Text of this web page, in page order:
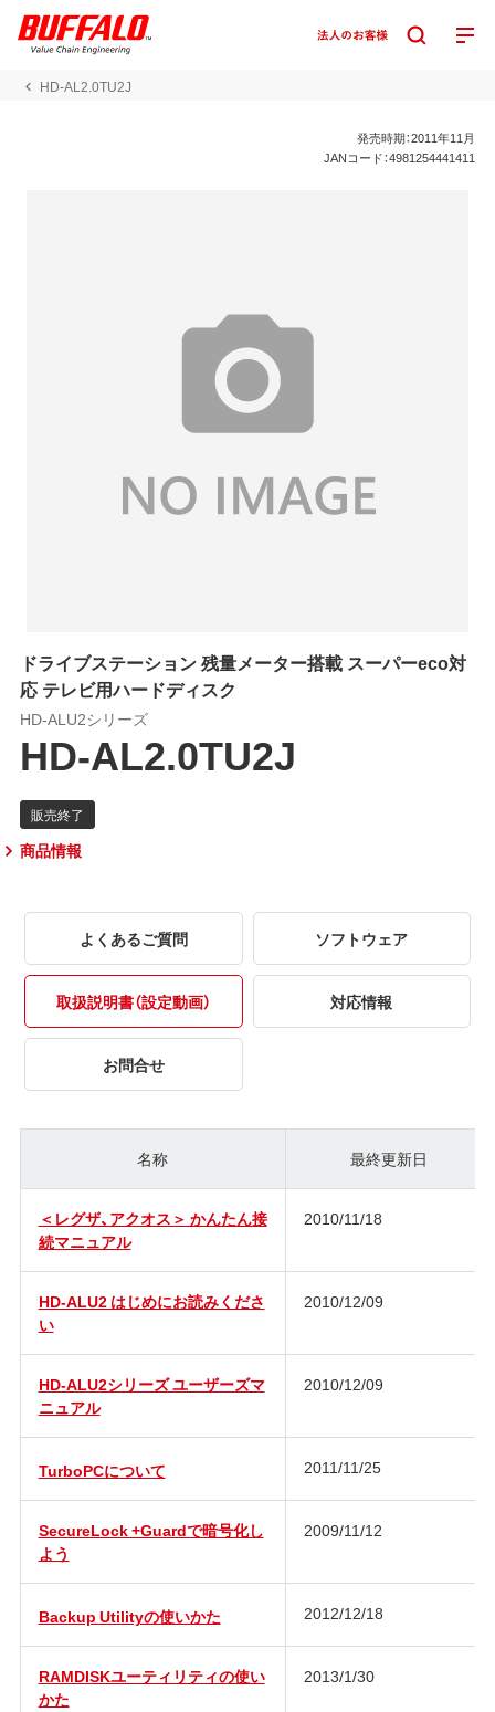
HD-AL2.0TU2J
発売時期：2011年11月
JANコード：4981254441411
ドライブステーション 残量メーター搭載 スーパーeco対
応 テレビ用ハードディスク
HD-ALU2シリーズ
HD-AL2.0TU2J
商品情報
よくあるご質問 ソフトウェア
取扱説明書（設定動画） 対応情報
お問合せ
名称 最終更新日
＜レグザ、アクオス＞ かんたん接
続マニュアル
2010/11/18
HD-ALU2 はじめにお読みくださ
い
2010/12/09
HD-ALU2シリーズ ユーザーズマ
ニュアル
2010/12/09
TurboPCについて 2011/11/25
SecureLock +Guardで暗号化し
よう
2009/11/12
Backup Utilityの使いかた 2012/12/18
RAMDISKユーティリティの使い
かた
2013/1/30